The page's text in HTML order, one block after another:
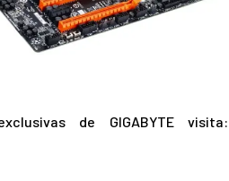
de GIGABYTE visita: